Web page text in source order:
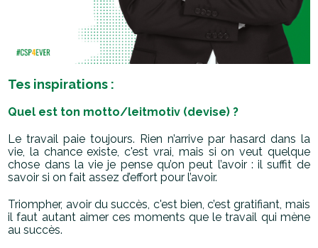
Tes inspirations :
Quel est ton motto/leitmotiv (devise) ?
Le travail paie toujours. Rien n’arrive par hasard dans la
vie, la chance existe, c'est vrai, mais si on veut quelque
chose dans la vie je pense qu’on peut l’avoir : il suffit de
savoir si on fait assez d’effort pour l’avoir.
Triompher, avoir du succès, c'est bien, c’est gratifiant, mais
il faut autant aimer ces moments que le travail qui mène
au succès.